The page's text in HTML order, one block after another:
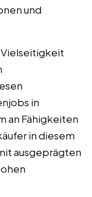
und
in
an Fähigkeiten
in diesem
ausgeprägten